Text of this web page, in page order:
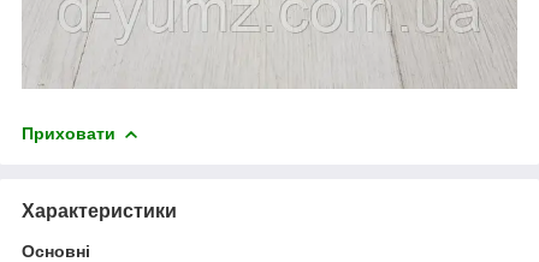
Приховати
Характеристики
Основні